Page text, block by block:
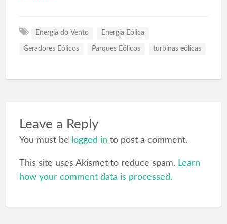
Energia do Vento Energia Eólica
Geradores Eólicos Parques Eólicos turbinas eólicas
Leave a Reply
You must be logged in to post a comment.
This site uses Akismet to reduce spam. Learn
how your comment data is processed.